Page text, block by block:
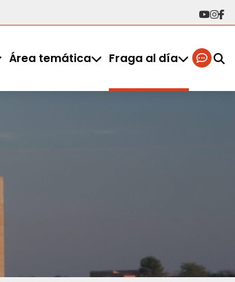
Área temática Fraga al día